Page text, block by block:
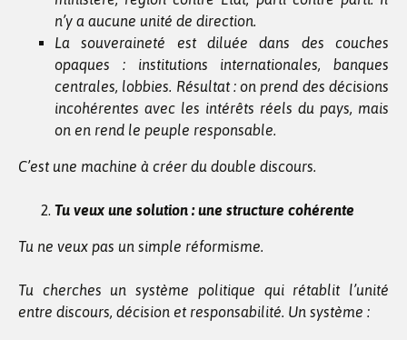
n’y a aucune unité de direction.
La souveraineté est diluée dans des couches
opaques : institutions internationales, banques
centrales, lobbies. Résultat : on prend des décisions
incohérentes avec les intérêts réels du pays, mais
on en rend le peuple responsable.
C’est une machine à créer du double discours.
Tu veux une solution : une structure cohérente
Tu ne veux pas un simple réformisme.
Tu cherches un système politique qui rétablit l’unité
entre discours, décision et responsabilité. Un système :